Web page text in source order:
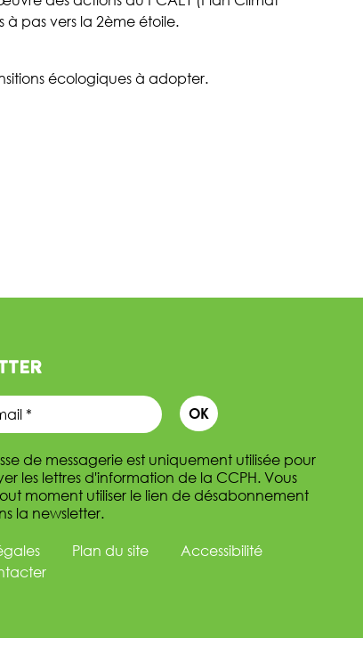
pas vers la 2ème étoile.
écologiques à adopter.
de messagerie est uniquement utilisée pour
les lettres d'information de la CCPH. Vous
moment utiliser le lien de désabonnement
la newsletter.
Plan du site
Accessibilité